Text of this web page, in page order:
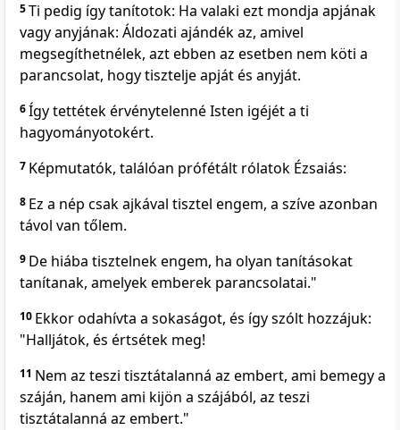
5Ti pedig így tanítotok: Ha valaki ezt mondja apjának
vagy anyjának: Áldozati ajándék az, amivel
megsegíthetnélek, azt ebben az esetben nem köti a
parancsolat, hogy tisztelje apját és anyját.
6Így tettétek érvénytelenné Isten igéjét a ti
hagyományotokért.
7 Képmutatók, találóan prófétált rólatok Ézsaiás:
8 Ez a nép csak ajkával tisztel engem, a szíve azonban
távol van tőlem.
9 De hiába tisztelnek engem, ha olyan tanításokat
tanítanak, amelyek emberek parancsolatai."
10 Ekkor odahívta a sokaságot, és így szólt hozzájuk:
"Halljátok, és értsétek meg!
11 Nem az teszi tisztátalanná az embert, ami bemegy a
száján, hanem ami kijön a szájából, az teszi
tisztátalanná az embert."